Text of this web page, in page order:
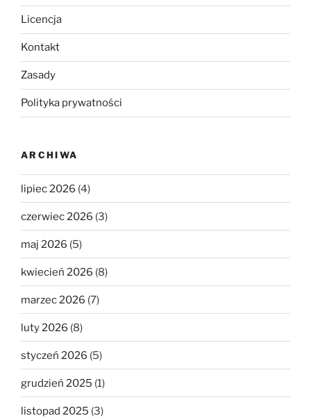
Licencja
Kontakt
Zasady
Polityka prywatności
ARCHIWA
lipiec 2026 (4)
czerwiec 2026 (3)
maj 2026 (5)
kwiecień 2026 (8)
marzec 2026 (7)
luty 2026 (8)
styczeń 2026 (5)
grudzień 2025 (1)
listopad 2025 (3)